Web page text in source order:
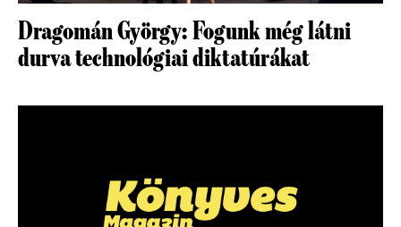
Dragomán György: Fogunk még látni
durva technológiai diktatúrákat